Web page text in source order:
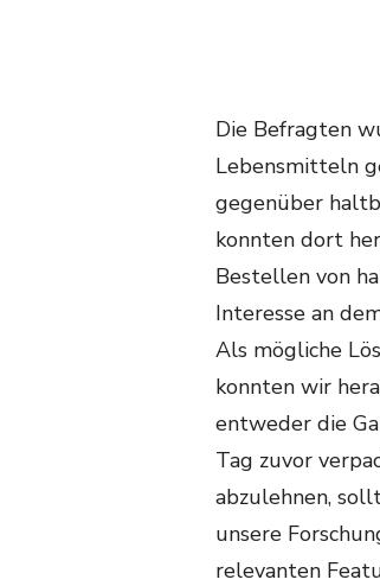
Die Befragten
Lebensmitteln
gegenüber
konnten dort
Bestellen von
Interesse an
Als mögliche
konnten wir
entweder die
Tag zuvor
abzulehnen,
unsere
relevanten